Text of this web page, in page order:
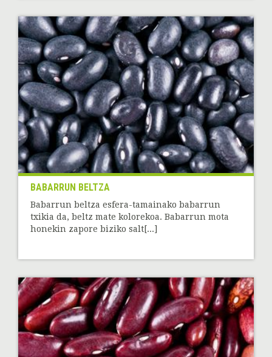
BABARRUN BELTZA
Babarrun beltza esfera-tamainako babarrun
txikia da, beltz mate kolorekoa. Babarrun mota
honekin zapore biziko salt[...]